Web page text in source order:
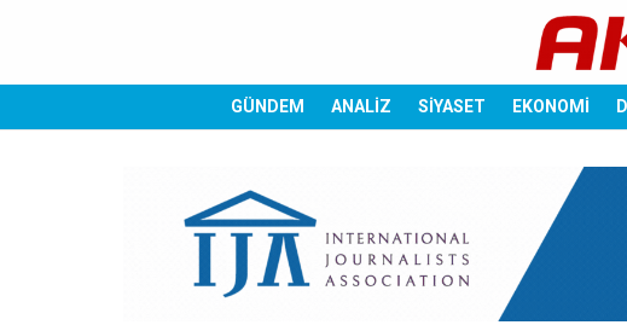
GÜNDEM ANALİZ SİYASET EKONOMİ